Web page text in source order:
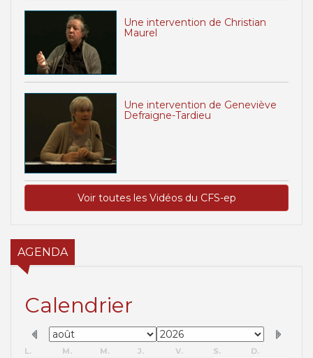
Une intervention de Christian
Maurel
Une intervention de Geneviève
Defraigne-Tardieu
Voir toutes les Vidéos du CFS-ep
AGENDA
Calendrier
L. M. M. J. V. S.
D.